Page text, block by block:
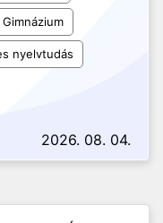
Gimnázium
nyelvtudás
2026. 08. 04.